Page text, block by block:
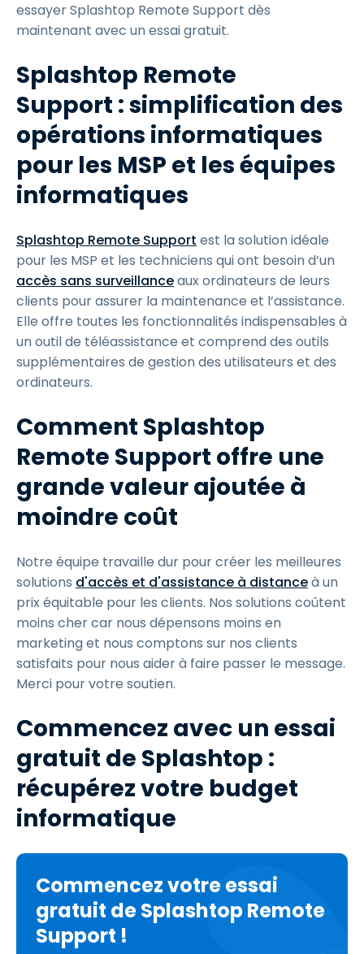
essayer Splashtop Remote Support dès
maintenant avec un essai gratuit.
Splashtop Remote
Support : simplification des
opérations informatiques
pour les MSP et les équipes
informatiques
Splashtop Remote Support est la solution idéale
pour les MSP et les techniciens qui ont besoin d’un
accès sans surveillanceaux ordinateurs de leurs
clients pour assurer la maintenance et l’assistance.
Elle offre toutes les fonctionnalités indispensables à
un outil de téléassistance et comprend des outils
supplémentaires de gestion des utilisateurs et des
ordinateurs.
Comment Splashtop
Remote Support offre une
grande valeur ajoutée à
moindre coût
Notre équipe travaille dur pour créer les meilleures
solutions d'accès et d'assistance à distanceà un
prix équitable pour les clients. Nos solutions coûtent
moins cher car nous dépensons moins en
marketing et nous comptons sur nos clients
satisfaits pour nous aider à faire passer le message.
Merci pour votre soutien.
Commencez avec un essai
gratuit de Splashtop :
récupérez votre budget
informatique
Commencez votre essai
gratuit de Splashtop Remote
Support !